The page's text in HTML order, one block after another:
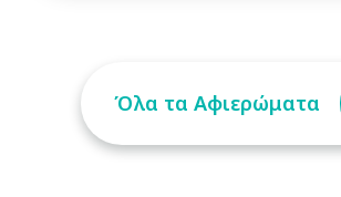
Όλα τα Αφιερώματα